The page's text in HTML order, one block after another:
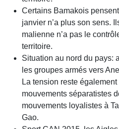
Certains Bamakois
janvier n’a plus son sens.
malienne n’a pas le
territoire.
Situation au nord du pays:
les groupes armés vers
La tension reste
mouvements séparatistes
mouvements loyalistes à
Gao.